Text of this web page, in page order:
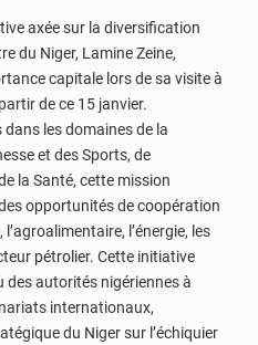
axée sur la diversification
du Niger, Lamine Zeine,
capitale lors de sa visite à
de ce 15 janvier.
les domaines de la
et des Sports, de
la Santé, cette mission
opportunités de coopération
l’énergie, les
pétrolier. Cette initiative
des autorités nigériennes à
internationaux,
du Niger sur l’échiquier